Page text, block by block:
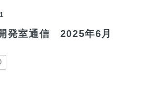
発室通信 2025年6月